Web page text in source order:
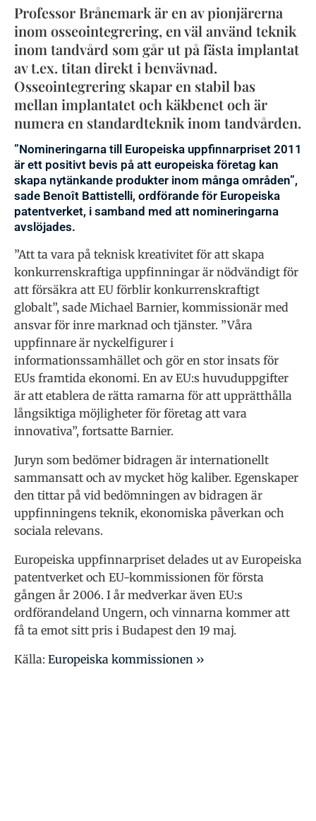
Professor Brånemark är en av pionjärerna
inom osseointegrering, en väl använd teknik
inom tandvård som går ut på fästa implantat
av t.ex. titan direkt i benvävnad.
Osseointegrering skapar en stabil bas
mellan implantatet och käkbenet och är
numera en standardteknik inom tandvården.
”Nomineringarna till Europeiska uppfinnarpriset 2011
är ett positivt bevis på att europeiska företag kan
skapa nytänkande produkter inom många områden”,
sade Benoît Battistelli, ordförande för Europeiska
patentverket, i samband med att nomineringarna
avslöjades.
”Att ta vara på teknisk kreativitet för att skapa
konkurrenskraftiga uppfinningar är nödvändigt för
att försäkra att EU förblir konkurrenskraftigt
globalt”, sade Michael Barnier, kommissionär med
ansvar för inre marknad och tjänster. ”Våra
uppfinnare är nyckelfigurer i
informationssamhället och gör en stor insats för
EUs framtida ekonomi. En av EU:s huvuduppgifter
är att etablera de rätta ramarna för att upprätthålla
långsiktiga möjligheter för företag att vara
innovativa”, fortsatte Barnier.
Juryn som bedömer bidragen är internationellt
sammansatt och av mycket hög kaliber. Egenskaper
den tittar på vid bedömningen av bidragen är
uppfinningens teknik, ekonomiska påverkan och
sociala relevans.
Europeiska uppfinnarpriset delades ut av Europeiska
patentverket och EU-kommissionen för första
gången år 2006. I år medverkar även EU:s
ordförandeland Ungern, och vinnarna kommer att
få ta emot sitt pris i Budapest den 19 maj.
Källa: Europeiska kommissionen ››